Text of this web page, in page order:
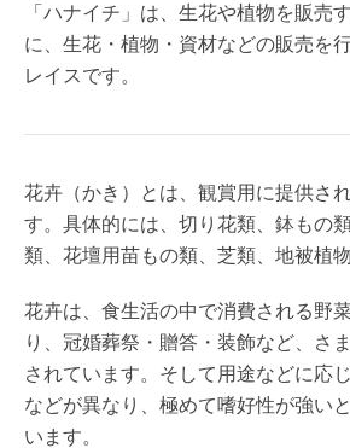
「ハナイチ」は、生花や植物を販売
に、生花・植物・資材などの販売を
レイスです。
花卉（かき）とは、観賞用に提供さ
す。具体的には、切り花類、鉢もの
類、花壇用苗もの類、芝類、地被植物
花卉は、食生活の中で消費される野
り、冠婚葬祭・贈答・装飾など、さ
されています。そして用途などに応
などが異なり、極めて嗜好性が強い
います。